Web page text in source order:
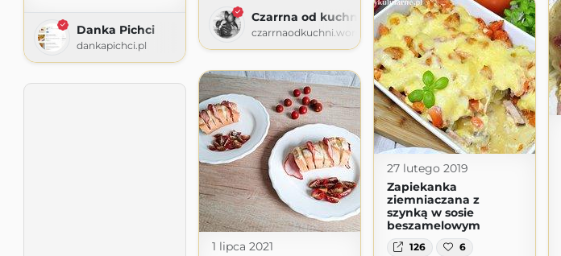
Danka Pichci
dankapichci.pl
Czarrna od kuchni
czarrnaodkuchni.wordpress.com
27 lutego 2019
Zapiekanka
ziemniaczana z
szynką w sosie
beszamelowym
126 6
1 lipca 2021